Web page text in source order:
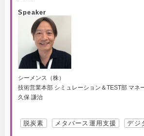
Speaker
シーメンス（株）
技術営業本部 シミュレーション＆TEST部 マネ
久保 謙治
脱炭素 メタバース運用支援 デジ